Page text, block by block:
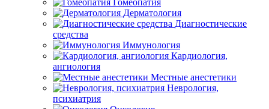
Гомеопатия
Дерматология
Диагностические
средства
Иммунология
Кардиология,
ангиология
Местные анестетики
Неврология,
психиатрия